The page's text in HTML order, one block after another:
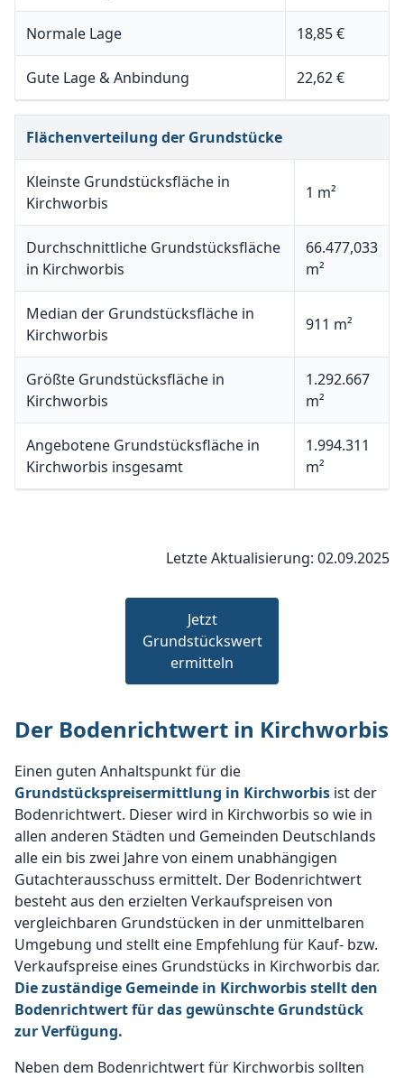
Normale Lage 18,85 €
Gute Lage & Anbindung 22,62 €
Flächenverteilung der Grundstücke
Kleinste Grundstücksfläche in
Kirchworbis
1 m²
Durchschnittliche Grundstücksfläche
in Kirchworbis
66.477,033
m²
Median der Grundstücksfläche in
Kirchworbis
911 m²
Größte Grundstücksfläche in
Kirchworbis
1.292.667
m²
Angebotene Grundstücksfläche in
Kirchworbis insgesamt
1.994.311
m²
Letzte Aktualisierung: 02.09.2025
Jetzt
Grundstückswert
ermitteln
Der Bodenrichtwert in Kirchworbis
Einen guten Anhaltspunkt für die
Grundstückspreisermittlung in Kirchworbis ist der
Bodenrichtwert. Dieser wird in Kirchworbis so wie in
allen anderen Städten und Gemeinden Deutschlands
alle ein bis zwei Jahre von einem unabhängigen
Gutachterausschuss ermittelt. Der Bodenrichtwert
besteht aus den erzielten Verkaufspreisen von
vergleichbaren Grundstücken in der unmittelbaren
Umgebung und stellt eine Empfehlung für Kauf- bzw.
Verkaufspreise eines Grundstücks in Kirchworbis dar.
Die zuständige Gemeinde in Kirchworbis stellt den
Bodenrichtwert für das gewünschte Grundstück
zur Verfügung.
Neben dem Bodenrichtwert für Kirchworbis sollten